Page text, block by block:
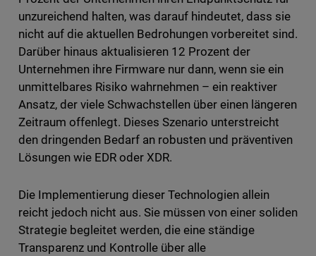
unzureichend halten, was darauf hindeutet, dass sie
nicht auf die aktuellen Bedrohungen vorbereitet sind.
Darüber hinaus aktualisieren 12 Prozent der
Unternehmen ihre Firmware nur dann, wenn sie ein
unmittelbares Risiko wahrnehmen – ein reaktiver
Ansatz, der viele Schwachstellen über einen längeren
Zeitraum offenlegt. Dieses Szenario unterstreicht
den dringenden Bedarf an robusten und präventiven
Lösungen wie EDR oder XDR.
Die Implementierung dieser Technologien allein
reicht jedoch nicht aus. Sie müssen von einer soliden
Strategie begleitet werden, die eine ständige
Transparenz und Kontrolle über alle